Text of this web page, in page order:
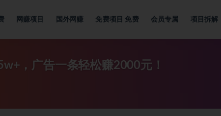
网赚项目 国外网赚 免费项目 免费 会员专属 项目拆解
，广告一条轻松赚2000元！